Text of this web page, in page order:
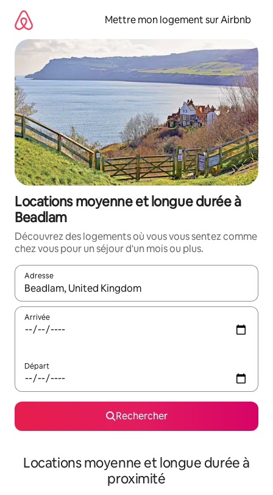
directement
contenu
Mettre mon logement sur Airbnb
Locations moyenne et longue durée à
Beadlam
Découvrez des logements où vous vous sentez comme
chez vous pour un séjour d'un mois ou plus.
Adresse
Lorsque les résultats s'affichent, utilisez les flèches vers le
Arrivée
Départ
Rechercher
Locations moyenne et longue durée à
proximité